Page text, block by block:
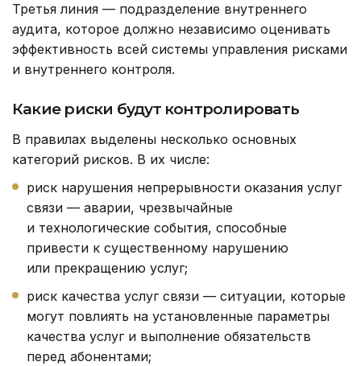
Третья линия — подразделение внутреннего
аудита, которое должно независимо оценивать
эффективность всей системы управления рисками
и внутреннего контроля.
Какие риски будут контролировать
В правилах выделены несколько основных
категорий рисков. В их числе:
риск нарушения непрерывности оказания услуг
связи — аварии, чрезвычайные
и технологические события, способные
привести к существенному нарушению
или прекращению услуг;
риск качества услуг связи — ситуации, которые
могут повлиять на установленные параметры
качества услуг и выполнение обязательств
перед абонентами;